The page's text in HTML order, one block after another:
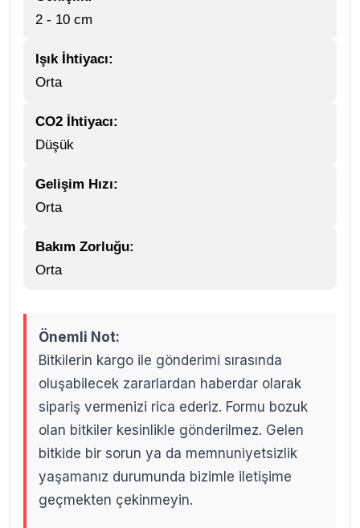
2 - 10 cm
Işık İhtiyacı:
Orta
CO2 İhtiyacı:
Düşük
Gelişim Hızı:
Orta
Bakım Zorluğu:
Orta
Önemli Not:
Bitkilerin kargo ile gönderimi sırasında
oluşabilecek zararlardan haberdar olarak
sipariş vermenizi rica ederiz. Formu bozuk
olan bitkiler kesinlikle gönderilmez. Gelen
bitkide bir sorun ya da memnuniyetsizlik
yaşamanız durumunda bizimle iletişime
geçmekten çekinmeyin.